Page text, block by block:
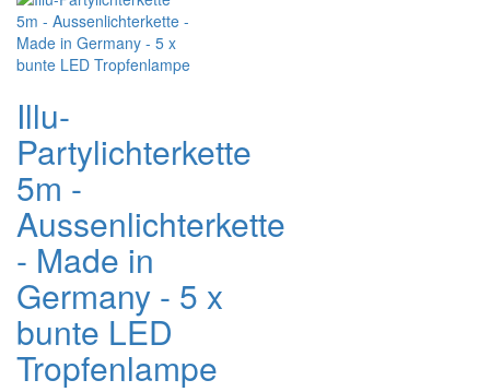
Illu-
Partylichterkette
5m -
Aussenlichterkette
- Made in
Germany - 5 x
bunte LED
Tropfenlampe